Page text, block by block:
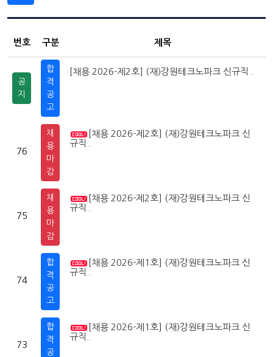
번호 구분 제목
공
지
합
격
공
고
[채용 2026-제2호] (재)강원테크노파크 신규직..
76
채
용
마
감
[채용 2026-제2호] (재)강원테크노파크 신
규직..
75
채
용
마
감
[채용 2026-제2호] (재)강원테크노파크 신
규직..
74
합
격
공
고
[채용 2026-제1호] (재)강원테크노파크 신
규직..
73
합
격
공
[채용 2026-제1호] (재)강원테크노파크 신
규직..